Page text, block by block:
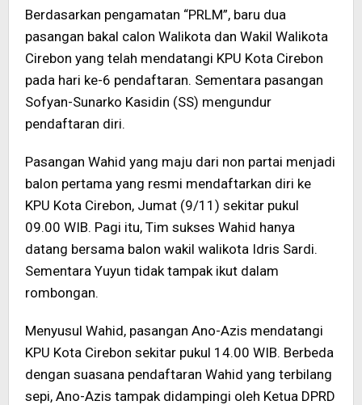
Berdasarkan pengamatan “PRLM”, baru dua
pasangan bakal calon Walikota dan Wakil Walikota
Cirebon yang telah mendatangi KPU Kota Cirebon
pada hari ke-6 pendaftaran. Sementara pasangan
Sofyan-Sunarko Kasidin (SS) mengundur
pendaftaran diri.
Pasangan Wahid yang maju dari non partai menjadi
balon pertama yang resmi mendaftarkan diri ke
KPU Kota Cirebon, Jumat (9/11) sekitar pukul
09.00 WIB. Pagi itu, Tim sukses Wahid hanya
datang bersama balon wakil walikota Idris Sardi.
Sementara Yuyun tidak tampak ikut dalam
rombongan.
Menyusul Wahid, pasangan Ano-Azis mendatangi
KPU Kota Cirebon sekitar pukul 14.00 WIB. Berbeda
dengan suasana pendaftaran Wahid yang terbilang
sepi, Ano-Azis tampak didampingi oleh Ketua DPRD